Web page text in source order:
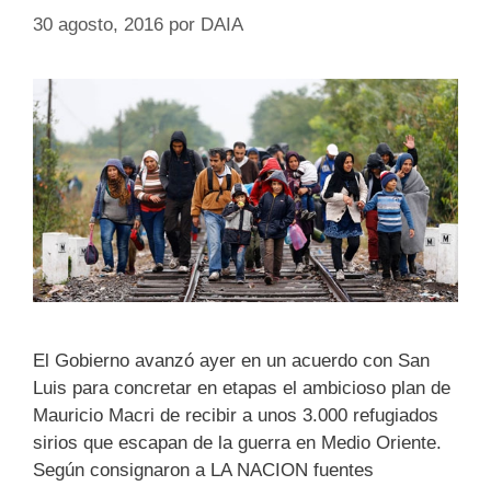
30 agosto, 2016 por DAIA
El Gobierno avanzó ayer en un acuerdo con San
Luis para concretar en etapas el ambicioso plan de
Mauricio Macri de recibir a unos 3.000 refugiados
sirios que escapan de la guerra en Medio Oriente.
Según consignaron a LA NACION fuentes